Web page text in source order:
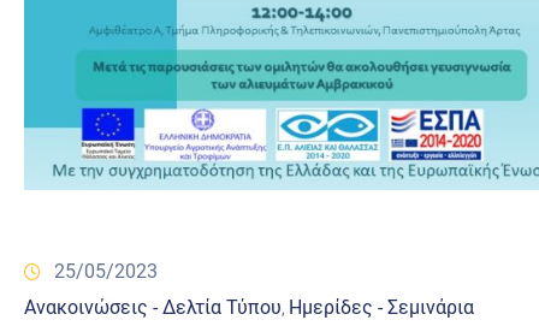
25/05/2023
Ανακοινώσεις - Δελτία Τύπου‚ Ημερίδες - Σεμινάρια